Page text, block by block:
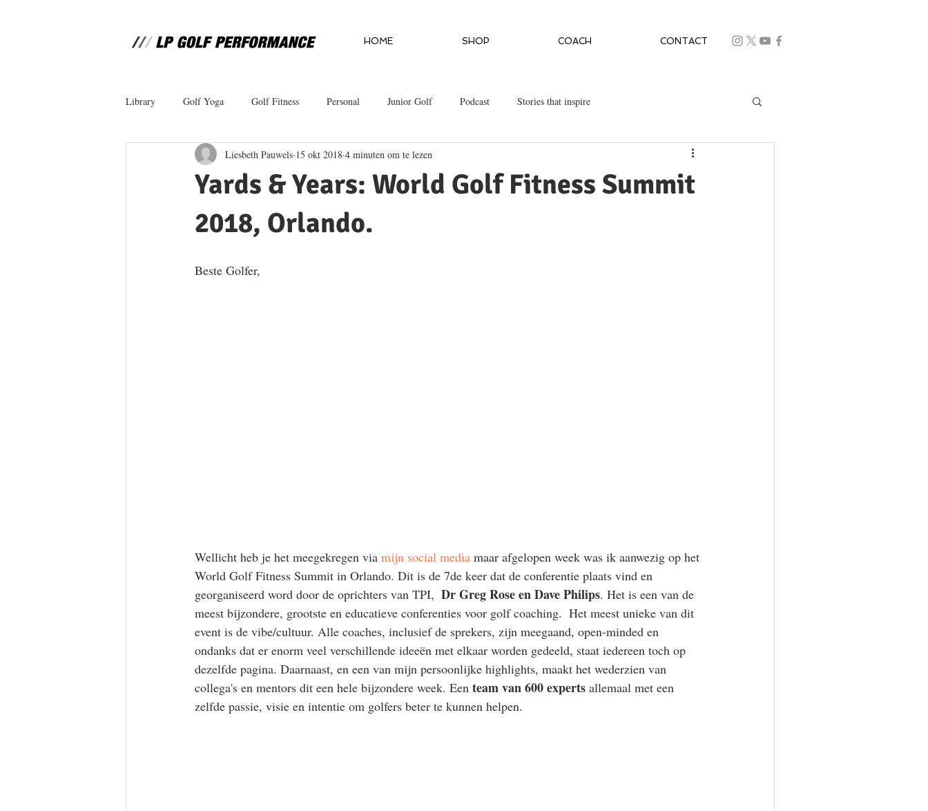
HOME SHOP COACH CONTACT
Library Golf Yoga Golf Fitness Personal Junior Golf Podcast Stories that inspire
Yards & Years: World Golf Fitness Summit
2018, Orlando.
Liesbeth Pauwels 15 okt 2018 4 minuten om te lezen
Beste Golfer,
Wellicht heb je het meegekregen via mijn social media maar afgelopen week was ik aanwezig op het
World Golf Fitness Summit in Orlando. Dit is de 7de keer dat de conferentie plaats vind en
georganiseerd word door de oprichters van TPI, Dr Greg Rose en Dave Philips. Het is een van de
meest bijzondere, grootste en educatieve conferenties voor golf coaching.  Het meest unieke van dit
event is de vibe/cultuur. Alle coaches, inclusief de sprekers, zijn meegaand, open-minded en
ondanks dat er enorm veel verschillende ideeën met elkaar worden gedeeld, staat iedereen toch op
dezelfde pagina. Daarnaast, en een van mijn persoonlijke highlights, maakt het wederzien van
collega's en mentors dit een hele bijzondere week. Een team van 600 experts allemaal met een
zelfde passie, visie en intentie om golfers beter te kunnen helpen.